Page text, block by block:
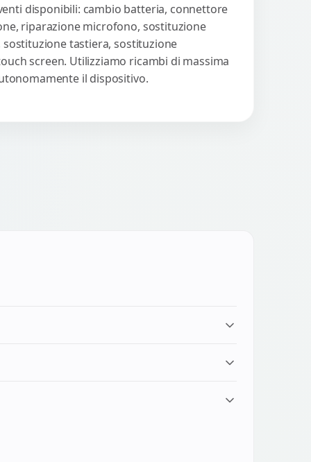
disponibili: cambio batteria, connettore
riparazione microfono, sostituzione
tastiera, sostituzione
screen. Utilizziamo ricambi di massima
il dispositivo.